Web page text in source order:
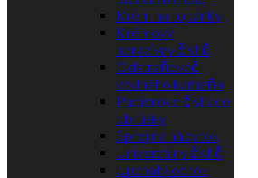
Krém na topánky
Krémový
abrazívny čistič
Odstraňovač
vodného kameňa
Papierové čistiace
obrúsky
Sprej na nábytok
Univerzálny čistič
Upchatý odtok